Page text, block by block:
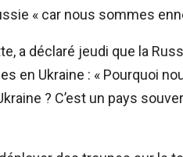
« car nous sommes
a déclaré jeudi que la
en Ukraine : « Pourquoi
? C’est un pays